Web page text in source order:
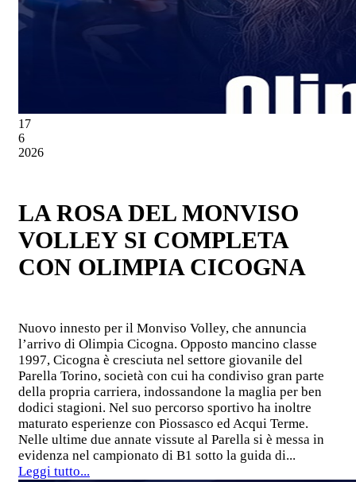
17
6
2026
LA ROSA DEL MONVISO
VOLLEY SI COMPLETA
CON OLIMPIA CICOGNA
Nuovo innesto per il Monviso Volley, che annuncia
l’arrivo di Olimpia Cicogna. Opposto mancino classe
1997, Cicogna è cresciuta nel settore giovanile del
Parella Torino, società con cui ha condiviso gran parte
della propria carriera, indossandone la maglia per ben
dodici stagioni. Nel suo percorso sportivo ha inoltre
maturato esperienze con Piossasco ed Acqui Terme.
Nelle ultime due annate vissute al Parella si è messa in
evidenza nel campionato di B1 sotto la guida di...
Leggi tutto...